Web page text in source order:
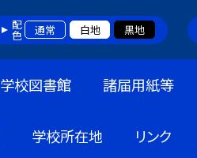
配色 通常 白地 黒地
学校図書館 諸届用紙等
学校所在地 リンク